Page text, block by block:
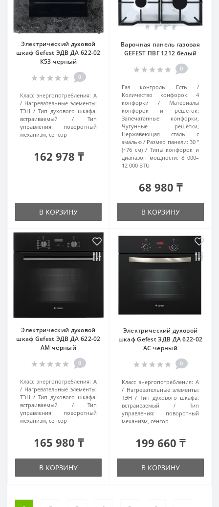
Электрический духовой
шкаф Gefest ЭДВ ДА 622-02
К53 черный
0
Класс энергопотребления: А
Нагревательные элементы:
ТЭН
Тип духового шкафа:
встраиваемый
Тип
управления:
поворотный
механизм, сенсор
162 978 ₸
В КОРЗИНУ
Варочная панель газовая
GEFEST ПВГ 1212 белый
0
Газ контроль:
Есть
Количество конфорок:
4
конфорки
Материалы
конфорок и решёток:
Запечатанные конфорки,
Чугунные решётки,
Нержавеющая сталь с
эмалью
Размер панели: 30 ″
(~76 см)
Типы конфорок и
диапазон мощности: 8 000–
12 000 BTU
68 980 ₸
В КОРЗИНУ
Электрический духовой
шкаф Gefest ЭДВ ДА 622-02
АМ черный
0
Класс энергопотребления: А
Нагревательные элементы:
ТЭН
Тип духового шкафа:
встраиваемый
Тип
управления:
поворотный
механизм, сенсор
165 980 ₸
В КОРЗИНУ
Электрический духовой
шкаф Gefest ЭДВ ДА 622-02
АC черный
0
Класс энергопотребления: А
Нагревательные элементы:
ТЭН
Тип духового шкафа:
встраиваемый
Тип
управления:
поворотный
механизм, сенсор
199 660 ₸
В КОРЗИНУ